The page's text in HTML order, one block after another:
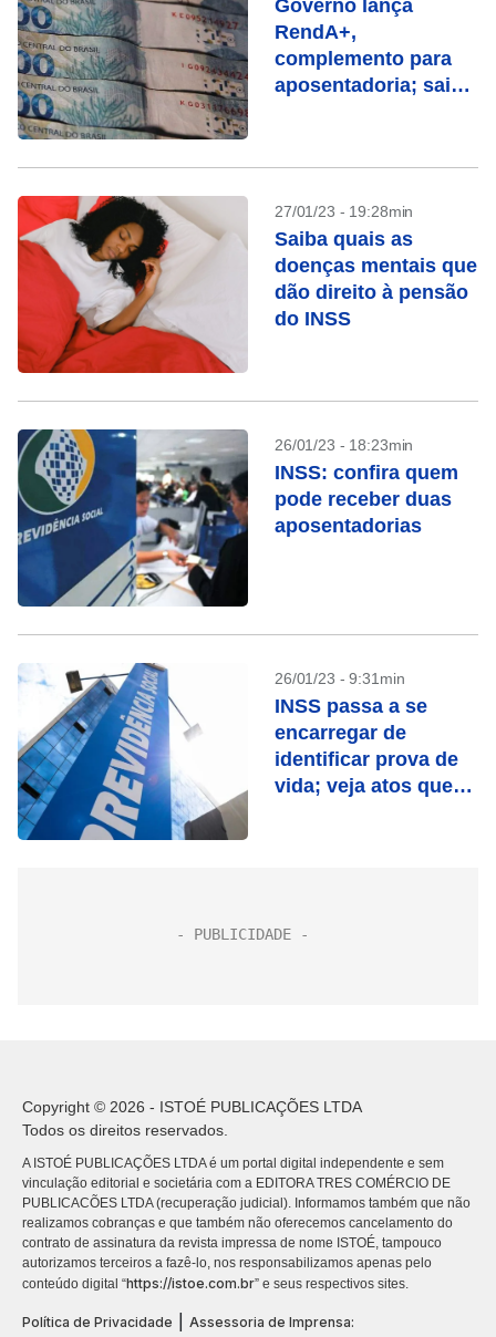
Governo lança
RendA+,
complemento para
aposentadoria; saiba
27/01/23 - 19:28min
Saiba quais as
doenças mentais que
dão direito à pensão
do INSS
26/01/23 - 18:23min
INSS: confira quem
pode receber duas
aposentadorias
26/01/23 - 9:31min
INSS passa a se
encarregar de
identificar prova de
vida; veja atos que
Copyright © 2026 - ISTOÉ PUBLICAÇÕES LTDA
Todos os direitos reservados.
A ISTOÉ PUBLICAÇÕES LTDA é um portal digital independente e sem
vinculação editorial e societária com a EDITORA TRES COMÉRCIO DE
PUBLICACÕES LTDA (recuperação judicial). Informamos também que não
realizamos cobranças e que também não oferecemos cancelamento do
contrato de assinatura da revista impressa de nome ISTOÉ, tampouco
autorizamos terceiros a fazê-lo, nos responsabilizamos apenas pelo
conteúdo digital “https://istoe.com.br” e seus respectivos sites.
Política de Privacidade Assessoria de Imprensa: